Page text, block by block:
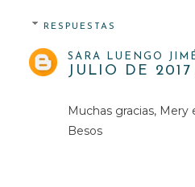
RESPUESTAS
SARA LUENGO
JULIO DE
Muchas gracias,
Besos